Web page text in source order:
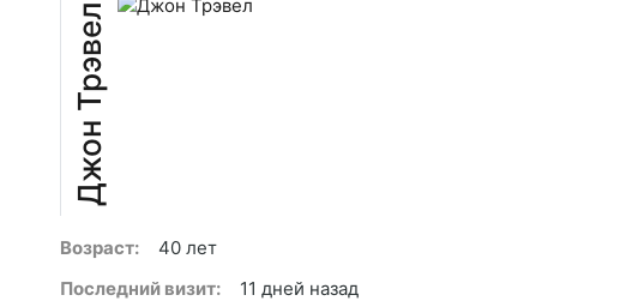
Джон Трэвел
Возраст:
40 лет
Последний визит:
11 дней назад